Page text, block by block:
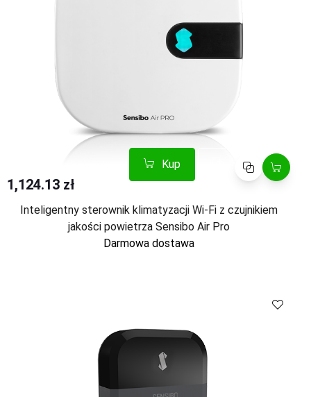
Kup Porównaj
1,124.13 zł
Inteligentny sterownik klimatyzacji Wi-Fi z czujnikiem
jakości powietrza Sensibo Air Pro
Darmowa dostawa